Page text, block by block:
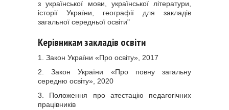
з української мови, української літератури,
історії України, географії для закладів
загальної середньої освіти"
Керівникам закладів освіти
1. Закон України «Про освіту», 2017
2. Закон України «Про повну загальну
середню освіту», 2020
3. Положення про атестацію педагогічних
працівників